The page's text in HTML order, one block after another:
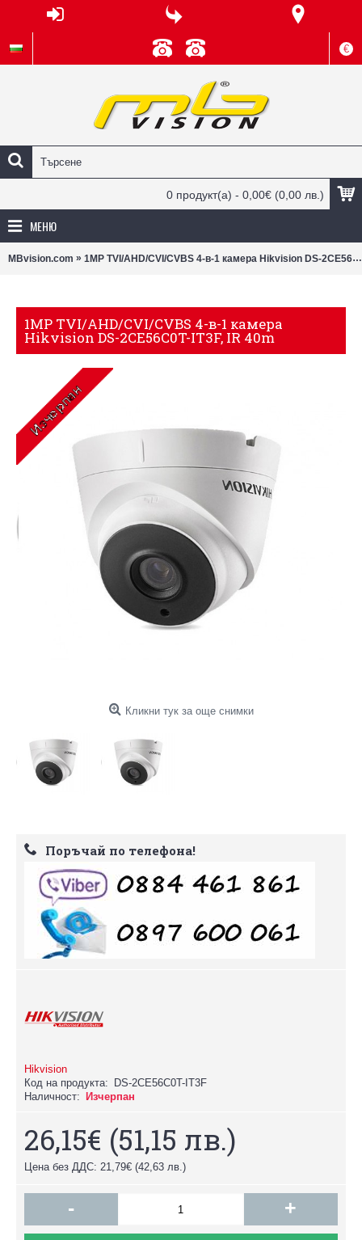
€
0 продукт(а) - 0,00€ (0,00 лв.)
МЕНЮ
MBvision.com » 1MP TVI/AHD/CVI/CVBS 4-в-1 камера Hikvision DS-2CE56C0T-IT3F, IR 40m
1MP TVI/AHD/CVI/CVBS 4-в-1 камера
Hikvision DS-2CE56C0T-IT3F, IR 40m
Кликни тук за още снимки
Поръчай по телефона!
Hikvision
Код на продукта:
DS-2CE56C0T-IT3F
Наличност:
Изчерпан
26,15€ (51,15 лв.)
Цена без ДДС: 21,79€ (42,63 лв.)
- +